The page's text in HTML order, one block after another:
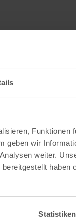
Funktionen
geben wir
weiter.
haben
Statistiken
(ELER) und